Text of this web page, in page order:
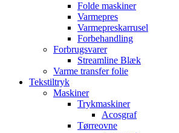
Folde maskiner
Varmepres
Varmepreskarrusel
Forbehandling
Forbrugsvarer
Streamline Blæk
Varme transfer folie
Tekstiltryk
Maskiner
Trykmaskiner
Acosgraf
Tørreovne